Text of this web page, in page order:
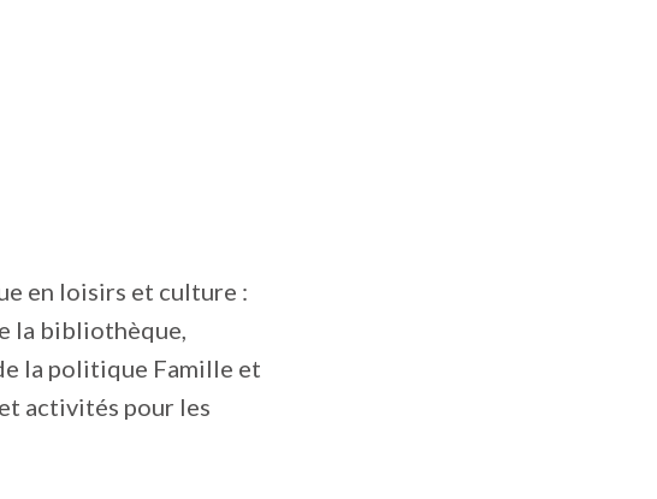
en loisirs et culture :
la bibliothèque,
la politique Famille et
activités pour les